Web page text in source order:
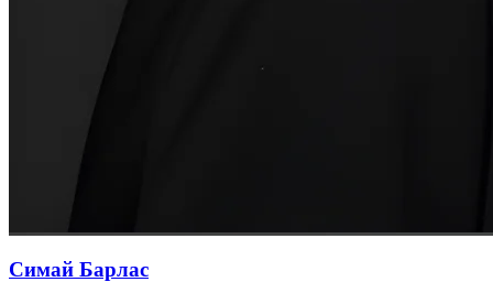
Симай Барлас